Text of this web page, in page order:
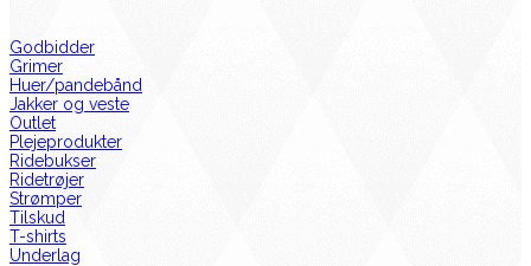
Godbidder
Grimer
Huer/pandebånd
Jakker og veste
Outlet
Plejeprodukter
Ridebukser
Ridetrøjer
Strømper
Tilskud
T-shirts
Underlag